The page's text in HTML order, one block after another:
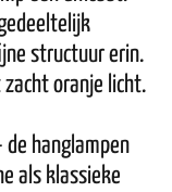
structuur erin.
oranje licht.
hanglampen
als klassieke